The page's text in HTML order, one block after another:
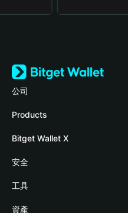
公司
關於 Bitget Wallet
部落格
學院
加密資訊
幫助中心
Products
Crypto Card
Stablecoin Earn
Payfi Crypto
Crypto Swap API
Bitget Wallet X
開發者文件
連接錢包
Bitget Wallet Pay
安全
風險保障基金
安全防護技術
工具
快捷買幣
資產